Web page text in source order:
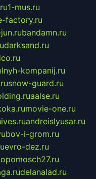
1-mus.ru
factory.ru
bandamn.ru
darksand.ru
kompanij.ru
snow-guard.ru
aalse.ru
movie-one.ru
andreislyusar.ru
i-grom.ru
evro-dez.ru
delanalad.ru